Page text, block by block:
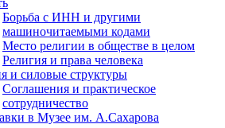
Борьба с ИНН и другими
машиночитаемыми кодами
Место религии в обществе в целом
Религия и права человека
и силовые структуры
Соглашения и практическое
сотрудничество
в Музее им. А.Сахарова